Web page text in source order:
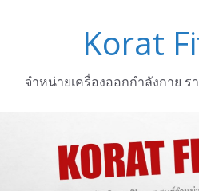
Korat
จำหน่ายเครื่องออกกำลังกาย